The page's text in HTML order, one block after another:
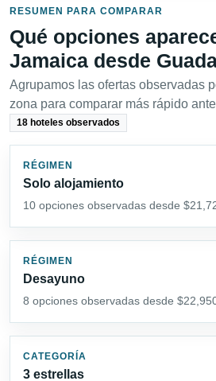
RESUMEN PARA COMPARAR
Qué opciones
Jamaica desde
Agrupamos las ofertas observadas
zona para comparar más rápido
18 hoteles observados
RÉGIMEN
Solo alojamiento
10 opciones observadas desde
RÉGIMEN
Desayuno
8 opciones observadas desde
CATEGORÍA
3 estrellas